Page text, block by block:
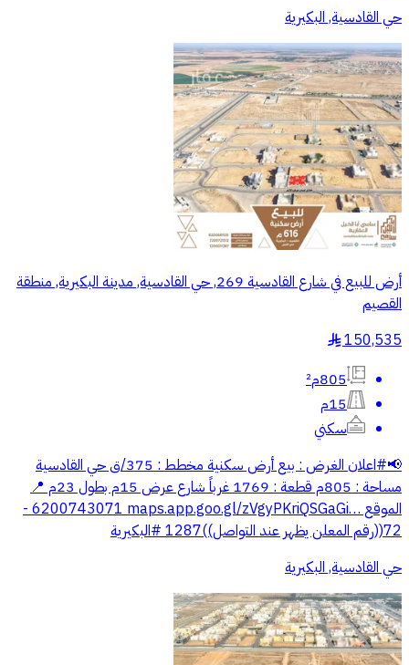
حي القادسية, البكيرية
أرض للبيع في شارع القادسية 269, حي القادسية, مدينة البكيرية, منطقة
القصيم
150,535
§
805م²
15م
سكني
📢⁧‫#اعلان‬⁩ ‏الغرض : بيع أرض سكنية ‏مخطط : 375/ق حي القادسية
‏مساحة : 805م ‏قطعة : 1769 ‏غرباً شارع عرض 15م بطول 23م ‏📍
الموقع ‏⁦‪maps.app.goo.gl/zVgyPKriQSGaGi…‬⁩ ‏6200743071 -
72((رقم المعلن يظهر عند التواصل))1287 ‏⁧‫#البكيرية‬⁩
حي القادسية, البكيرية